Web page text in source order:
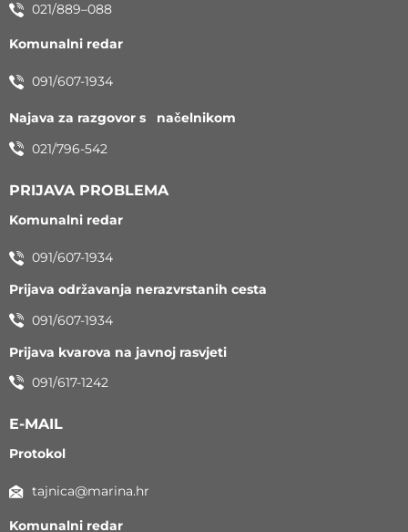
021/889–088
Komunalni redar
091/607-1934
Najava za razgovor s načelnikom
021/796-542
PRIJAVA PROBLEMA
Komunalni redar
091/607-1934
Prijava održavanja nerazvrstanih cesta
091/607-1934
Prijava kvarova na javnoj rasvjeti
091/617-1242
E-MAIL
Protokol
tajnica@marina.hr
Komunalni redar